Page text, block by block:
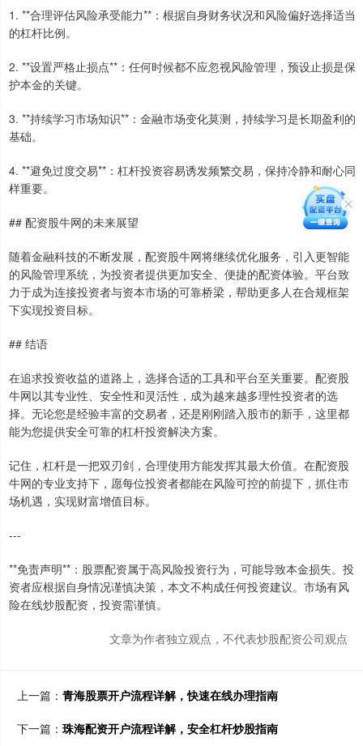
1. **合理评估风险承受能力**：根据自身财务状况和风险偏好选择适当
的杠杆比例。
2. **设置严格止损点**：任何时候都不应忽视风险管理，预设止损是保
护本金的关键。
3. **持续学习市场知识**：金融市场变化莫测，持续学习是长期盈利的
基础。
4. **避免过度交易**：杠杆投资容易诱发频繁交易，保持冷静和耐心同
样重要。
## 配资股牛网的未来展望
随着金融科技的不断发展，配资股牛网将继续优化服务，引入更智能
的风险管理系统，为投资者提供更加安全、便捷的配资体验。平台致
力于成为连接投资者与资本市场的可靠桥梁，帮助更多人在合规框架
下实现投资目标。
## 结语
在追求投资收益的道路上，选择合适的工具和平台至关重要。配资股
牛网以其专业性、安全性和灵活性，成为越来越多理性投资者的选
择。无论您是经验丰富的交易者，还是刚刚踏入股市的新手，这里都
能为您提供安全可靠的杠杆投资解决方案。
记住，杠杆是一把双刃剑，合理使用方能发挥其最大价值。在配资股
牛网的专业支持下，愿每位投资者都能在风险可控的前提下，抓住市
场机遇，实现财富增值目标。
---
**免责声明**：股票配资属于高风险投资行为，可能导致本金损失。投
资者应根据自身情况谨慎决策，本文不构成任何投资建议。市场有风
险在线炒股配资，投资需谨慎。
文章为作者独立观点，不代表炒股配资公司观点
上一篇： 青海股票开户流程详解，快速在线办理指南
下一篇： 珠海配资开户流程详解，安全杠杆炒股指南